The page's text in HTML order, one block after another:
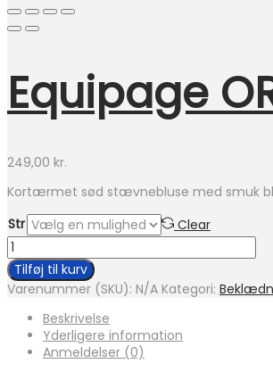
Equipage
249,00 kr.
Kortærmet sød stævnebluse med smuk
Str
Clear
Equipage
ORINOCO
LACE
kortærmet
stævnebluse
antal
Tilføj til kurv
Varenummer (SKU): N/A Kategori:
Beskrivelse
Yderligere information
Anmeldelser (0)